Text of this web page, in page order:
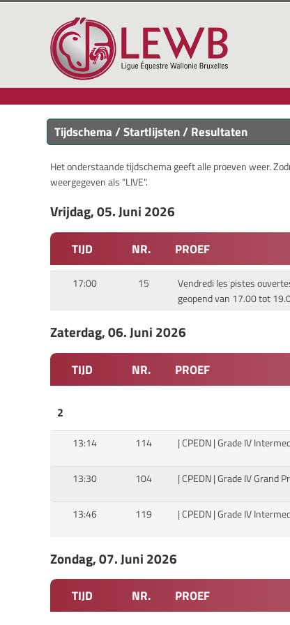
Tijdschema / Startlijsten / Resultaten
Het onderstaande tijdschema geeft alle proeven weer.
weergegeven als "LIVE".
Vrijdag, 05. Juni 2026
TIJD NR. PROEF
17:00 15
Vendredi les pistes
geopend van 17.00 tot
Zaterdag, 06. Juni 2026
TIJD NR. PROEF
2
13:14 114 | CPEDN | Grade IV
13:30 104 | CPEDN | Grade IV Grand
13:46 119 | CPEDN | Grade IV
Zondag, 07. Juni 2026
TIJD NR. PROEF